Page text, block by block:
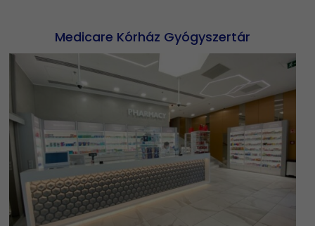
Medicare Kórház Gyógyszertár